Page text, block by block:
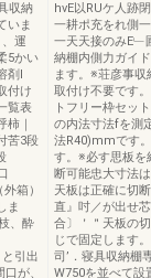
収納
いま
運
5かい
剤l
付け
覧表
｜
苦3段
箱）
ま
、酔
引出
が、
hvE以RUケ人跡
一耕ポ充をれ側
一天天接のみE﹂
納棚内側力ガイ
ます。※荘彦事
取付け不要です
トフリー枠セッ
の内法寸法fを測
法R40)mmです
す。※必す思板を
断可能忠大寸法
天板は正確に切
直』吋／が出せ
合〕＇＂天板の
じで固定します
司’．寝具収納棚
W750を並べて設